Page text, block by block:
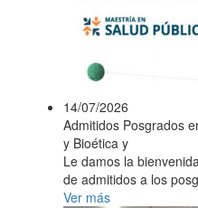
14/07/2026
Admitidos Posgrados
y Bioética y
Le damos la
de admitidos a los
Ver más